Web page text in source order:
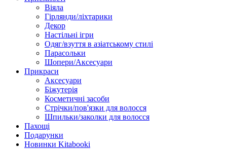
Віяла
Гірлянди/ліхтарики
Декор
Настільні ігри
Одяг/взуття в азіатському стилі
Парасольки
Шопери/Аксесуари
Прикраси
Аксесуари
Біжутерія
Косметичні засоби
Стрічки/пов'язки для волосся
Шпильки/заколки для волосся
Пахощі
Подарунки
Новинки Kitabooki